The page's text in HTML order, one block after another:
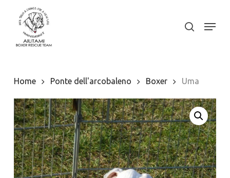
content
search
Menu
Home Ponte dell'arcobaleno Boxer Uma
Close